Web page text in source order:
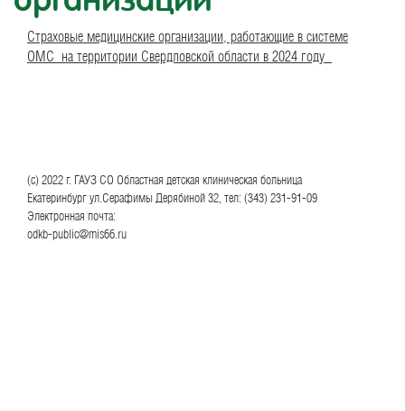
Cтраховые медицинские организации, работающие в системе
ОМС на территории Свердловской области в 2024 году
(с) 2022 г. ГАУЗ СО Областная детская клиническая больница
Екатеринбург ул.Серафимы Дерябиной 32, тел: (343) 231-91-09
Электронная почта:
odkb-public@mis66.ru